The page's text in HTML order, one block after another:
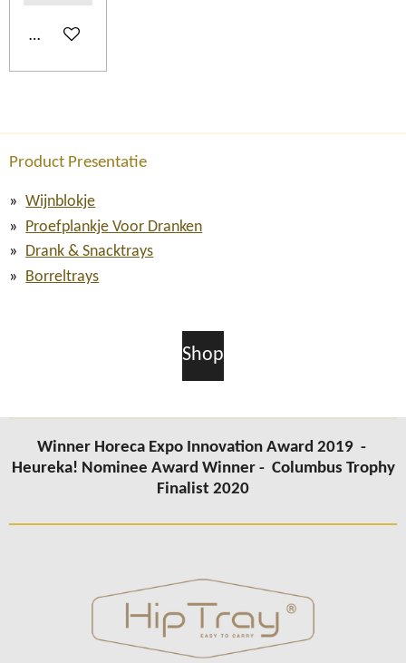
In winkelwagen
Product Presentatie
Wijnblokje
Proefplankje Voor Dranken
Drank & Snacktrays
Borreltrays
Shop
Winner Horeca Expo Innovation Award 2019 -
Heureka! Nominee Award Winner - Columbus Trophy
Finalist 2020